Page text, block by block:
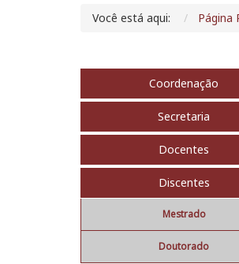
Você está aqui: Página
Coordenação
Secretaria
Docentes
Discentes
Mestrado
Doutorado